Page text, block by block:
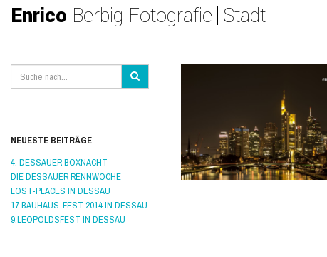
Enrico Berbig Fotografie Stadt
NEUESTE BEITRÄGE
4. DESSAUER BOXNACHT
DIE DESSAUER RENNWOCHE
LOST-PLACES IN DESSAU
17.BAUHAUS-FEST 2014 IN DESSAU
9.LEOPOLDSFEST IN DESSAU